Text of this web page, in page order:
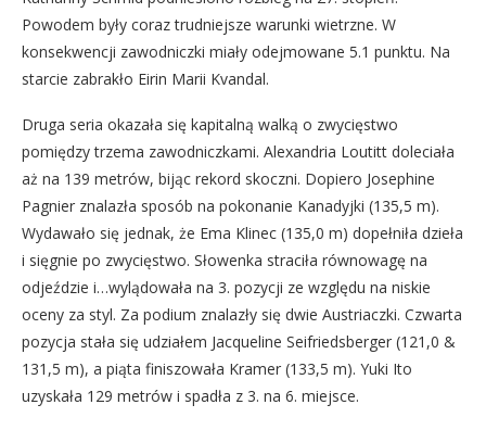
Powodem były coraz trudniejsze warunki wietrzne. W
konsekwencji zawodniczki miały odejmowane 5.1 punktu. Na
starcie zabrakło Eirin Marii Kvandal.
Druga seria okazała się kapitalną walką o zwycięstwo
pomiędzy trzema zawodniczkami. Alexandria Loutitt doleciała
aż na 139 metrów, bijąc rekord skoczni. Dopiero Josephine
Pagnier znalazła sposób na pokonanie Kanadyjki (135,5 m).
Wydawało się jednak, że Ema Klinec (135,0 m) dopełniła dzieła
i sięgnie po zwycięstwo. Słowenka straciła równowagę na
odjeździe i…wylądowała na 3. pozycji ze względu na niskie
oceny za styl. Za podium znalazły się dwie Austriaczki. Czwarta
pozycja stała się udziałem Jacqueline Seifriedsberger (121,0 &
131,5 m), a piąta finiszowała Kramer (133,5 m). Yuki Ito
uzyskała 129 metrów i spadła z 3. na 6. miejsce.